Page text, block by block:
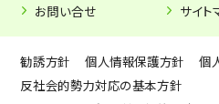
お問い合せ
サイト
勧誘方針 個人情報保護方針
個
反社会的勢力対応の基本方針